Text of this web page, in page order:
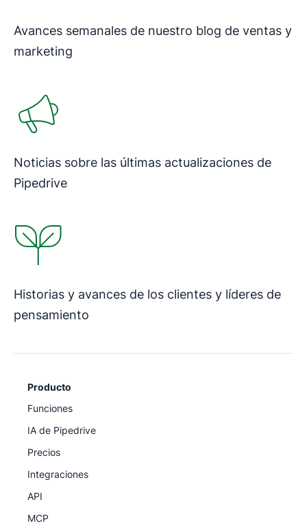
Avances semanales de nuestro blog de ventas y
marketing
Noticias sobre las últimas actualizaciones de
Pipedrive
Historias y avances de los clientes y líderes de
pensamiento
Producto
Funciones
IA de Pipedrive
Precios
Integraciones
API
MCP